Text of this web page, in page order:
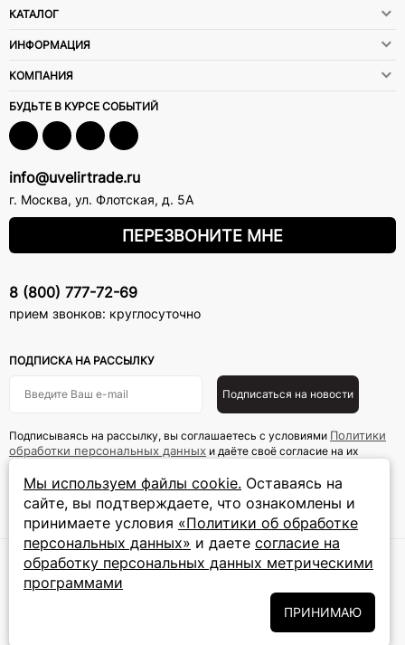
Мы используем файлы cookie. Оставаясь на
сайте, вы подтверждаете, что ознакомлены и
принимаете условия «Политики об обработке
персональных данных» и даете согласие на
обработку персональных данных метрическими
программами
ПРИНИМАЮ
КАТАЛОГ
ИНФОРМАЦИЯ
КОМПАНИЯ
БУДЬТЕ В КУРСЕ СОБЫТИЙ
info@uvelirtrade.ru
г. Москва, ул. Флотская, д. 5А
ПЕРЕЗВОНИТЕ МНЕ
8 (800) 777-72-69
прием звонков: круглосуточно
ПОДПИСКА НА РАССЫЛКУ
Подписаться на новости
Подписываясь на рассылку, вы соглашаетесь с условиями Политики
обработки персональных данных и даёте своё согласие на их
© 2024 ООО «Ювелир
Трейд».Все права
Правовая информация
Пользовательское
соглашение
Политика обработку